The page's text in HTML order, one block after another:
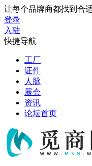
让每个品牌商都找到合
登录
入驻
快捷导航
工厂
证件
人脉
展会
资讯
论坛首页